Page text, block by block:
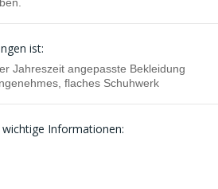
ist:
Jahreszeit angepasste Bekleidung
flaches Schuhwerk
Informationen: